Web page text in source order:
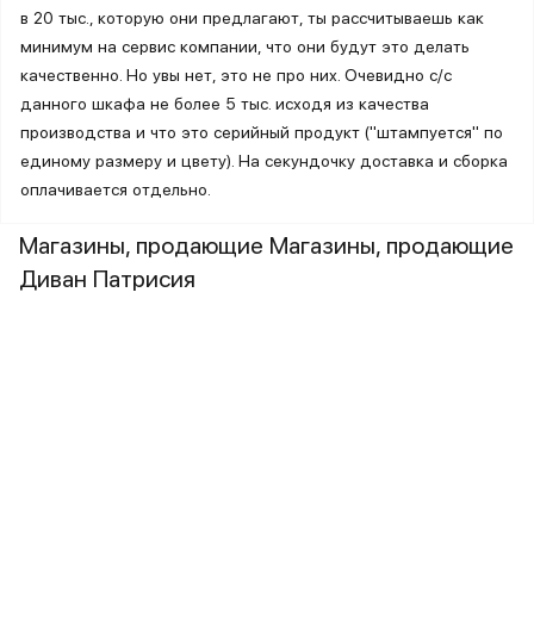
в 20 тыс., которую они предлагают, ты рассчитываешь как
минимум на сервис компании, что они будут это делать
качественно. Но увы нет, это не про них. Очевидно с/с
данного шкафа не более 5 тыс. исходя из качества
производства и что это серийный продукт ("штампуется" по
единому размеру и цвету). На секундочку доставка и сборка
оплачивается отдельно.
Магазины, продающие Магазины, продающие
Диван Патрисия